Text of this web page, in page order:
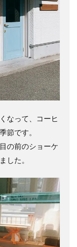
なって、コーヒ
節です。
の前のショーケ
した。